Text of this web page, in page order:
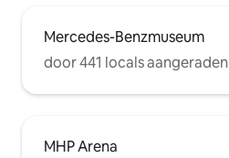
Mercedes-Benzmuseum
door 441 locals aangeraden
MHP Arena